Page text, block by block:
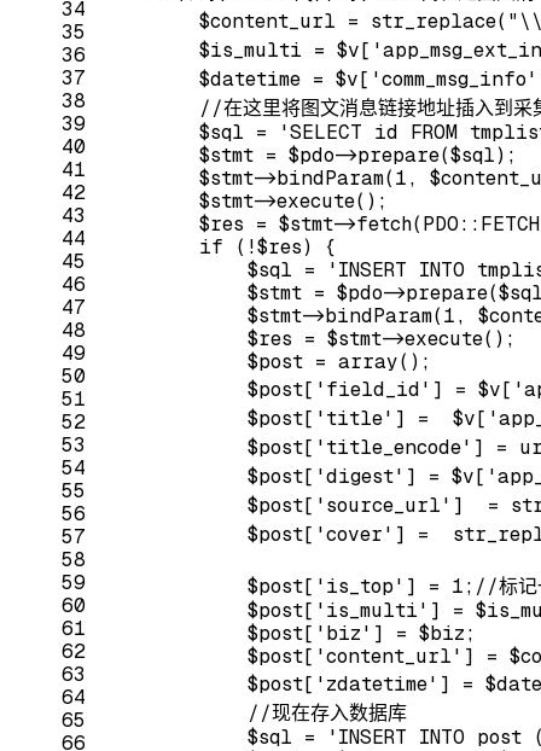
34
35
36
37
38
39
40
41
42
43
44
45
46
47
48
49
50
51
52
53
54
55
56
57
58
59
60
61
62
63
64
65
66
        $content_url = str_replace(
        $is_multi = $v[
        $datetime = $v[
'comm_msg_info'
//在这里将图文消息链接地址插入到采
        $sql =
'SELECT id FROM
        $stmt = $pdo->prepare($sql);
        $stmt->bindParam(
1 ,
        $stmt->execute();
$res = $stmt-
if (!$res) {
            $sql =
'INSERT INTO
$stmt = $pdo-
            $stmt->bindParam(
1 ,
            $res = $stmt->execute();
            $post =
array();
            $post[
'field_id' ] = $v[
            $post[
'title' ] =  $v[
            $post[
'title_encode' ] =
            $post[
'digest' ] = $v[
            $post[
'source_url' ]  =
            $post[
'cover' ] =
            $post[
'is_top' ] = 1 ; //标记
            $post[
'is_multi' ] =
            $post[
'biz' ] = $biz;
            $post[
'content_url' ] =
            $post[
'zdatetime' ] =
//现在存入数据库
            $sql =
'INSERT INTO